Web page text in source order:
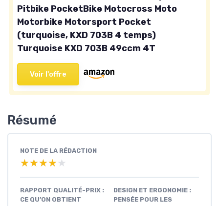
Pitbike PocketBike Motocross Moto
Motorbike Motorsport Pocket
(turquoise, KXD 703B 4 temps)
Turquoise KXD 703B 49ccm 4T
Voir l'offre
Résumé
NOTE DE LA RÉDACTION
★★★★★
★★★★★
RAPPORT QUALITÉ-PRIX :
CE QU’ON OBTIENT
DESIGN ET ERGONOMIE :
PENSÉE POUR LES